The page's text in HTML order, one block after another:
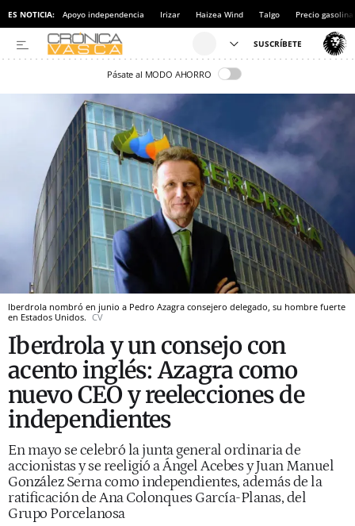
ES NOTICIA: Apoyo independencia Irizar Haizea Wind Talgo Precio gasolina
Pásate al MODO AHORRO
Iberdrola nombró en junio a Pedro Azagra consejero delegado, su hombre fuerte
en Estados Unidos. CV
Iberdrola y un consejo con
acento inglés: Azagra como
nuevo CEO y reelecciones de
independientes
En mayo se celebró la junta general ordinaria de
accionistas y se reeligió a Ángel Acebes y Juan Manuel
González Serna como independientes, además de la
ratificación de Ana Colonques García-Planas, del
Grupo Porcelanosa